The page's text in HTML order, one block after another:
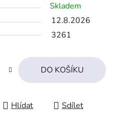
Skladem
12.8.2026
3261
DO KOŠÍKU
Hlídat Sdílet